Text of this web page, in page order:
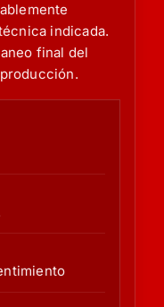
indicada.
final del